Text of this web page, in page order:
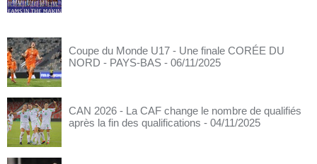
Coupe du Monde U17 - Une finale CORÉE DU
NORD - PAYS-BAS - 06/11/2025
CAN 2026 - La CAF change le nombre de qualifiés
après la fin des qualifications - 04/11/2025